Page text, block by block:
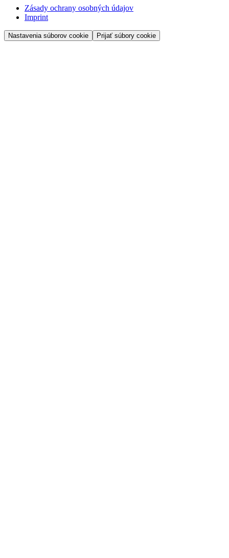
Zásady ochrany osobných údajov
Imprint
Nastavenia súborov cookie Prijať súbory cookie